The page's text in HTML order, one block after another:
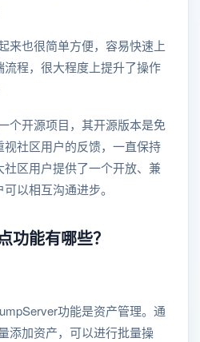
来也很简单方便，容易快速上
程，很大程度上提升了操作
个开源项目，其开源版本是免
社区用户的反馈，一直保持
区用户提供了一个开放、兼
以相互沟通进步。
能有哪些？
功能是资产管理。通
添加资产，可以进行批量操